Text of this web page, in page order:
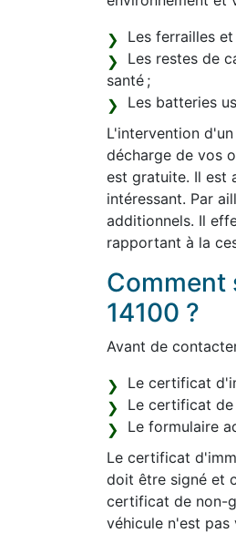
Les ferrailles
Les restes de
santé ;
Les batteries
L'intervention
décharge de vos
est gratuite. Il est
intéressant. Par
additionnels. Il
rapportant à la
Comment
14100 ?
Avant de
Le certificat
Le certificat
Le formulaire
Le certificat
doit être signé et
certificat de non-
véhicule n'est